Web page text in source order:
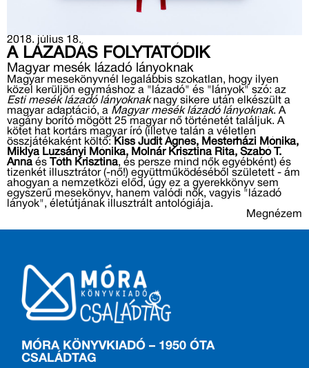
2018. július 18.
A LÁZADÁS FOLYTATÓDIK
Magyar mesék lázadó lányoknak
Magyar mesekönyvnél legalábbis szokatlan, hogy ilyen
közel kerüljön egymáshoz a "lázadó" és "lányok" szó: az
Esti mesék lázadó lányoknaknagy sikere után elkészült a
magyar adaptáció, a Magyar mesék lázadó lányoknak. A
vagány borító mögött 25 magyar nő történetét találjuk. A
kötet hat kortárs magyar író (illetve talán a véletlen
összjátékaként költő: Kiss Judit Ágnes, Mesterházi Mónika,
Miklya Luzsányi Mónika, Molnár Krisztina Rita, Szabó T.
Anna és Tóth Krisztina, és persze mind nők egyébként) és
tizenkét illusztrátor (-nő!) együttműködéséből született - ám
ahogyan a nemzetközi előd, úgy ez a gyerekkönyv sem
egyszerű mesekönyv, hanem valódi nők, vagyis "lázadó
lányok", életútjának illusztrált antológiája.
Megnézem
MÓRA KÖNYVKIADÓ – 1950 ÓTA
CSALÁDTAG